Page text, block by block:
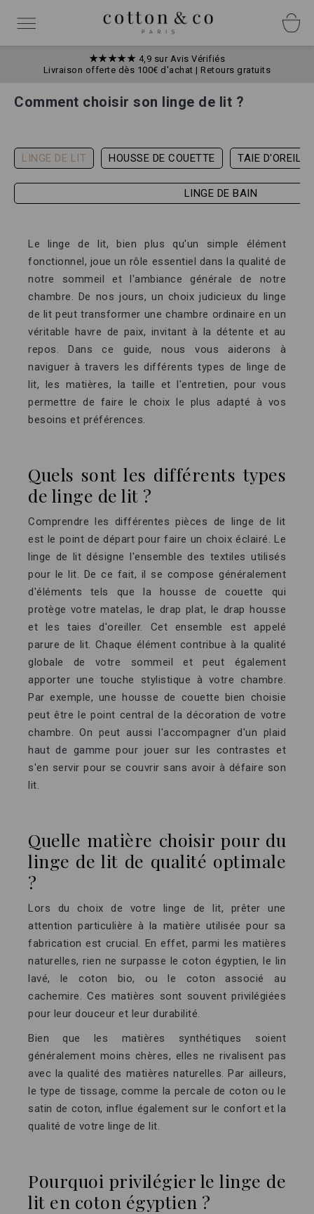
contenu
Basculer
★★★★★ 4,9 sur Avis Vérifiés
Livraison offerte dès 100€ d'achat | Retours gratuits
Comment choisir son linge de lit ?
LINGE DE LIT HOUSSE DE COUETTE TAIE
LINGE DE BAIN
Le linge de lit, bien plus qu'un simple élément
fonctionnel, joue un rôle essentiel dans la qualité de
notre sommeil et l'ambiance générale de notre
chambre. De nos jours, un choix judicieux du linge
de lit peut transformer une chambre ordinaire en un
véritable havre de paix, invitant à la détente et au
repos. Dans ce guide, nous vous aiderons à
naviguer à travers les différents types de linge de
lit, les matières, la taille et l'entretien, pour vous
permettre de faire le choix le plus adapté à vos
besoins et préférences.
Quels sont les différents types
de linge de lit ?
Comprendre les différentes pièces de linge de lit
est le point de départ pour faire un choix éclairé. Le
linge de lit désigne l'ensemble des textiles utilisés
pour le lit. De ce fait, il se compose généralement
d'éléments tels que la housse de couette qui
protège votre matelas, le drap plat, le drap housse
et les taies d'oreiller. Cet ensemble est appelé
parure de lit. Chaque élément contribue à la qualité
globale de votre sommeil et peut également
apporter une touche stylistique à votre chambre.
Par exemple, une housse de couette bien choisie
peut être le point central de la décoration de votre
chambre. On peut aussi l'accompagner d'un plaid
haut de gamme pour jouer sur les contrastes et
s'en servir pour se couvrir sans avoir à défaire son
lit.
Quelle matière choisir pour du
linge de lit de qualité optimale
?
Lors du choix de votre linge de lit, prêter une
attention particulière à la matière utilisée pour sa
fabrication est crucial. En effet, parmi les matières
naturelles, rien ne surpasse le coton égyptien, le lin
lavé, le coton bio, ou le coton associé au
cachemire. Ces matières sont souvent privilégiées
pour leur douceur et leur durabilité.
Bien que les matières synthétiques soient
généralement moins chères, elles ne rivalisent pas
avec la qualité des matières naturelles. Par ailleurs,
le type de tissage, comme la percale de coton ou le
satin de coton, influe également sur le confort et la
qualité de votre linge de lit.
Pourquoi privilégier le linge de
lit en coton égyptien ?